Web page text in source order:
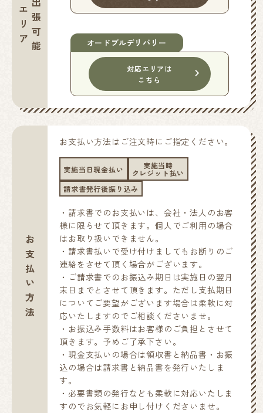
出張可能
エリア オードブルデリバリー
対応エリアは
こちら
お支払い方法
お支払い方法はご注文時にご指定ください。
実施当日現金払い 実施当時
クレジット払い
請求書発行後振り込み
・請求書でのお支払いは、会社・法人のお客
様に限らせて頂きます。個人でご利用の場合
はお取り扱いできません。
・請求書払いで受け付けましてもお断りのご
連絡をさせて頂く場合がございます。
・ご請求書でのお振込み期日は実施日の翌月
末日までとさせて頂きます。ただし支払期日
についてご要望がございます場合は柔軟に対
応いたしますのでご相談くださいませ。
・お振込み手数料はお客様のご負担とさせて
頂きます。予めご了承下さい。
・現金支払いの場合は領収書と納品書・お振
込の場合は請求書と納品書を発行いたしま
す。
・必要書類の発行なども柔軟に対応いたしま
すのでお気軽にお申し付けくださいませ。